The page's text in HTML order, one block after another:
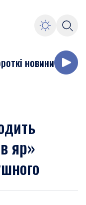
новини
яр»